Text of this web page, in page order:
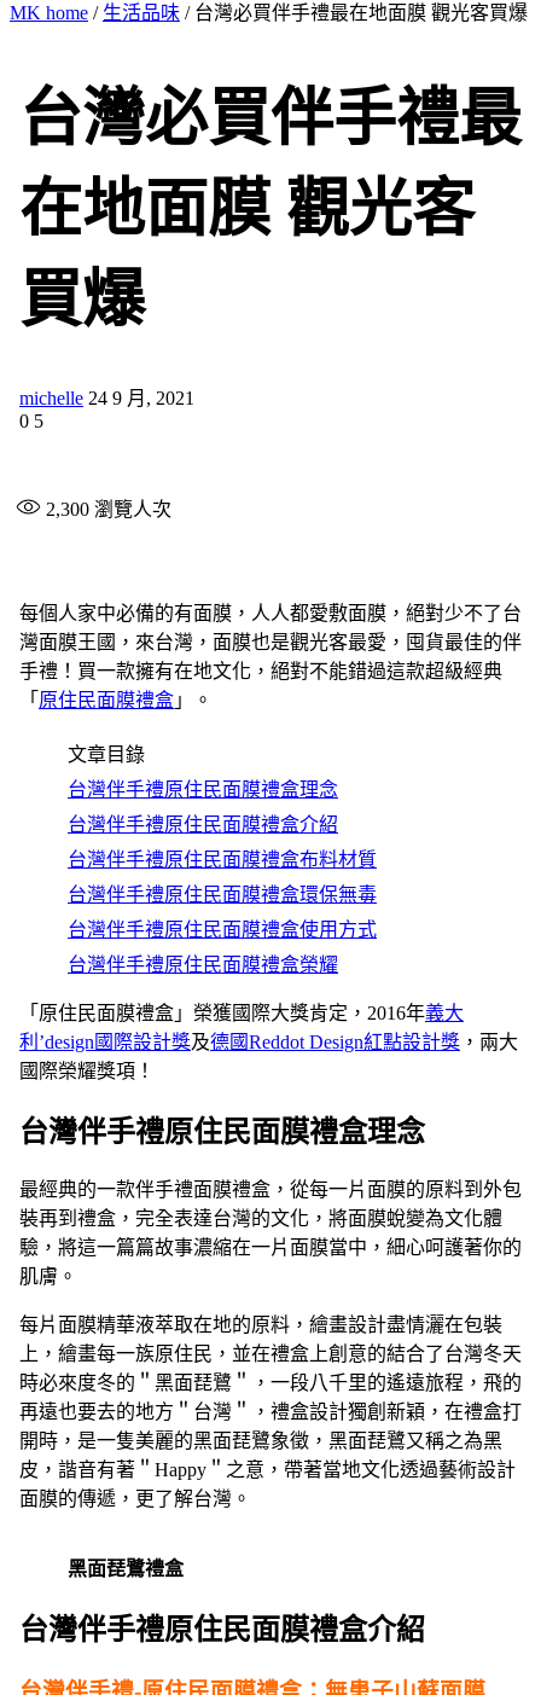
MK home / 生活品味 / 台灣必買伴手禮最在地面膜 觀光客買爆
台灣必買伴手禮最
在地面膜 觀光客
買爆
michelle 24 9 月, 2021
0 5
2,300 瀏覽人次
每個人家中必備的有面膜，人人都愛敷面膜，絕對少不了台
灣面膜王國，來台灣，面膜也是觀光客最愛，囤貨最佳的伴
手禮！買一款擁有在地文化，絕對不能錯過這款超級經典
「 原住民面膜禮盒 」。
文章目錄
台灣伴手禮原住民面膜禮盒理念
台灣伴手禮原住民面膜禮盒介紹
台灣伴手禮原住民面膜禮盒布料材質
台灣伴手禮原住民面膜禮盒環保無毒
台灣伴手禮原住民面膜禮盒使用方式
台灣伴手禮原住民面膜禮盒榮耀
「原住民面膜禮盒」榮獲國際大獎肯定，2016年義大
利’design國際設計獎及德國Reddot Design紅點設計獎 ，兩大
國際榮耀獎項！
台灣伴手禮原住民面膜禮盒理念
最經典的一款伴手禮面膜禮盒，從每一片面膜的原料到外包
裝再到禮盒，完全表達台灣的文化，將面膜蛻變為文化體
驗，將這一篇篇故事濃縮在一片面膜當中，細心呵護著你的
肌膚。
每片面膜精華液萃取在地的原料，繪畫設計盡情灑在包裝
上，繪畫每一族原住民，並在禮盒上創意的結合了台灣冬天
時必來度冬的＂黑面琵鷺＂，一段八千里的遙遠旅程，飛的
再遠也要去的地方＂台灣＂，禮盒設計獨創新穎，在禮盒打
開時，是一隻美麗的黑面琵鷺象徵，黑面琵鷺又稱之為黑
皮，諧音有著＂Happy＂之意，帶著當地文化透過藝術設計
面膜的傳遞，更了解台灣。
黑面琵鷺禮盒
台灣伴手禮原住民面膜禮盒介紹